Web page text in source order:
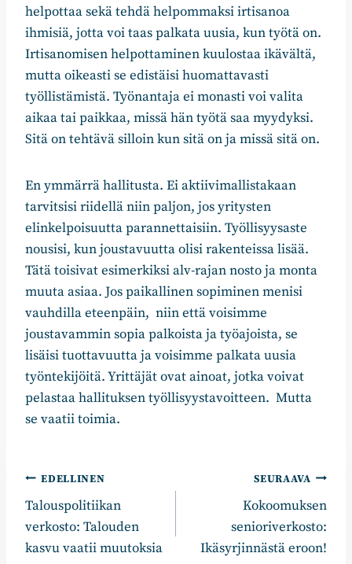
helpottaa sekä tehdä helpommaksi irtisanoa
ihmisiä, jotta voi taas palkata uusia, kun työtä on.
Irtisanomisen helpottaminen kuulostaa ikävältä,
mutta oikeasti se edistäisi huomattavasti
työllistämistä. Työnantaja ei monasti voi valita
aikaa tai paikkaa, missä hän työtä saa myydyksi.
Sitä on tehtävä silloin kun sitä on ja missä sitä on.
En ymmärrä hallitusta. Ei aktiivimallistakaan
tarvitsisi riidellä niin paljon, jos yritysten
elinkelpoisuutta parannettaisiin. Työllisyysaste
nousisi, kun joustavuutta olisi rakenteissa lisää.
Tätä toisivat esimerkiksi alv-rajan nosto ja monta
muuta asiaa. Jos paikallinen sopiminen menisi
vauhdilla eteenpäin, niin että voisimme
joustavammin sopia palkoista ja työajoista, se
lisäisi tuottavuutta ja voisimme palkata uusia
työntekijöitä. Yrittäjät ovat ainoat, jotka voivat
pelastaa hallituksen työllisyystavoitteen. Mutta
se vaatii toimia.
Artikkelien
selaus
EDELLINEN
Talouspolitiikan
verkosto: Talouden
kasvu vaatii muutoksia
SEURAAVA
Kokoomuksen
senioriverkosto:
Ikäsyrjinnästä eroon!